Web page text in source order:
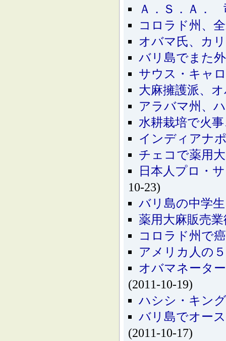
Ａ．Ｓ．Ａ．
コロラド州、
オバマ氏、カ
バリ島でまた
サウス・キャ
大麻擁護派、
アラバマ州、
水耕栽培で火
インディアナ
チェコで薬用
日本人プロ・
10-23)
バリ島の中学
薬用大麻販売
コロラド州で
アメリカ人の
オバマネータ
(2011-10-19)
ハシシ・キン
バリ島でオー
(2011-10-17)